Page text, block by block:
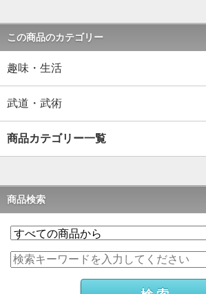
この商品のカテゴリー
趣味・生活
武道・武術
商品カテゴリー一覧
商品検索